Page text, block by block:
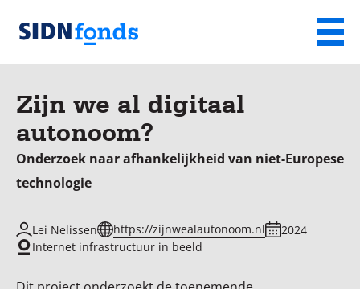
Sla de navigatie over en ga naar de inhoud
SIDN
fonds
Menu
Zijn we al digitaal
autonoom?
Onderzoek naar afhankelijkheid van niet-Europese
technologie
Lei Nelissen https://zijnwealautonoom.nl
2024
Internet infrastructuur in beeld